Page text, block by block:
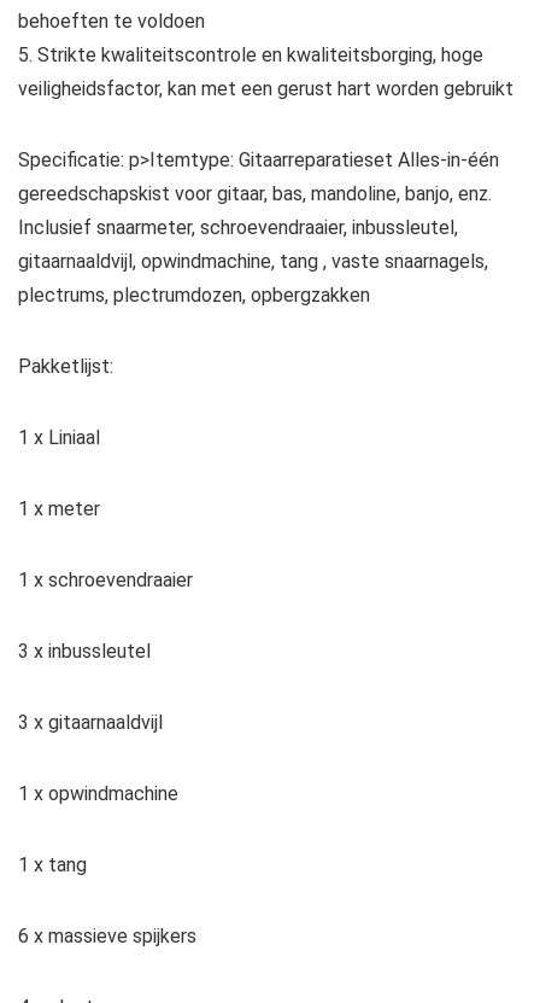
behoeften te voldoen
5. Strikte kwaliteitscontrole en kwaliteitsborging, hoge
veiligheidsfactor, kan met een gerust hart worden gebruikt
Specificatie: p>Itemtype: Gitaarreparatieset Alles-in-één
gereedschapskist voor gitaar, bas, mandoline, banjo, enz.
Inclusief snaarmeter, schroevendraaier, inbussleutel,
gitaarnaaldvijl, opwindmachine, tang , vaste snaarnagels,
plectrums, plectrumdozen, opbergzakken
Pakketlijst:
1 x Liniaal
1 x meter
1 x schroevendraaier
3 x inbussleutel
3 x gitaarnaaldvijl
1 x opwindmachine
1 x tang
6 x massieve spijkers